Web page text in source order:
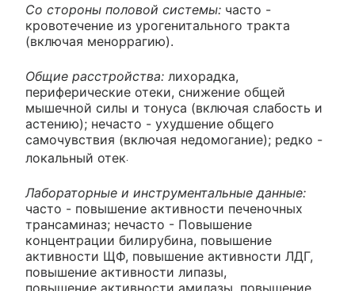
Со стороны половой системы: часто -
кровотечение из урогенитального тракта
(включая меноррагию).
Общие расстройства: лихорадка,
периферические отеки, снижение общей
мышечной силы и тонуса (включая слабость и
астению); нечасто - ухудшение общего
самочувствия (включая недомогание); редко -
локальный отек.
Лабораторные и инструментальные данные:
часто - повышение активности печеночных
трансаминаз; нечасто - Повышение
концентрации билирубина, повышение
активности ЩФ, повышение активности ЛДГ,
повышение активности липазы,
повышение активности амилазы, повышение